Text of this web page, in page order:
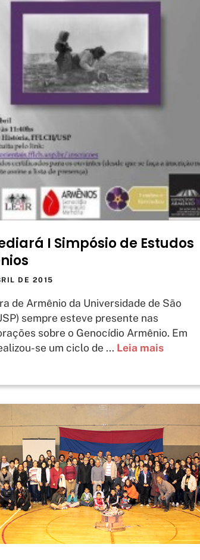
I Simpósio de Estudos
DE 2015
de Armênio da Universidade de São
sempre esteve presente nas
sobre o Genocídio Armênio. Em
se um ciclo de ... Leia mais